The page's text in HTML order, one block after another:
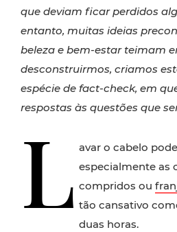
que deviam ficar perdidos
entanto, muitas ideias
beleza e bem-estar teimam
desconstruirmos, criamos
espécie de fact-check, em
respostas às questões que
L avar o cabelo
especialmente as
compridos ou
tão cansativo
duas horas.